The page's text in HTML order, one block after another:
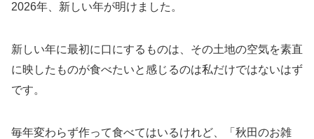
2026年、新しい年が明けました。
新しい年に最初に口にするものは、その土地の空気を素直
に映したものが食べたいと感じるのは私だけではないはず
です。
毎年変わらず作って食べてはいるけれど、「秋田のお雑